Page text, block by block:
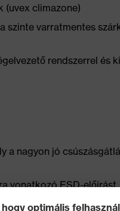
(uvex climazone)
szinte varratmentes
rendszerrel és
a nagyon jó
vonatkozó ESD-előírást
jó oldaltartású és nem